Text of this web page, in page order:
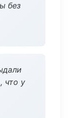
без
что у